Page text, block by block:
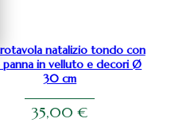
natalizio tondo con
panna in velluto e decori Ø
30 cm
35,00 €